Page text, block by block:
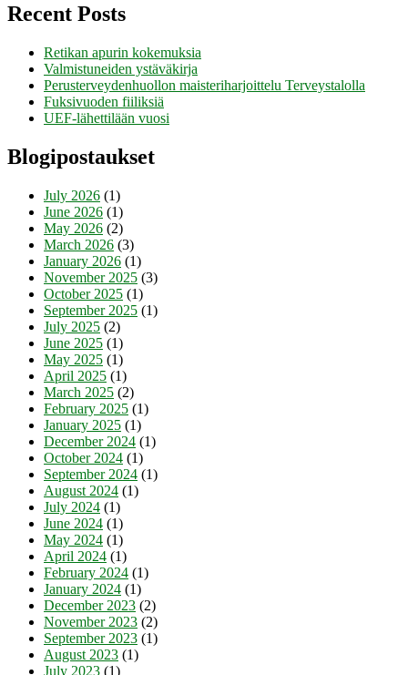
Recent Posts
Retikan apurin kokemuksia
Valmistuneiden ystäväkirja
Perusterveydenhuollon maisteriharjoittelu Terveystalolla
Fuksivuoden fiiliksiä
UEF-lähettilään vuosi
Blogipostaukset
July 2026 (1)
June 2026 (1)
May 2026 (2)
March 2026 (3)
January 2026 (1)
November 2025 (3)
October 2025 (1)
September 2025 (1)
July 2025 (2)
June 2025 (1)
May 2025 (1)
April 2025 (1)
March 2025 (2)
February 2025 (1)
January 2025 (1)
December 2024 (1)
October 2024 (1)
September 2024 (1)
August 2024 (1)
July 2024 (1)
June 2024 (1)
May 2024 (1)
April 2024 (1)
February 2024 (1)
January 2024 (1)
December 2023 (2)
November 2023 (2)
September 2023 (1)
August 2023 (1)
July 2023 (1)